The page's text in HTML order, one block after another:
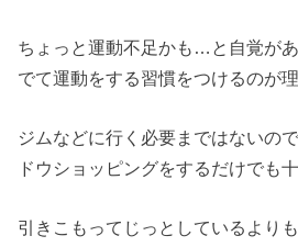
ちょっと運動不足かも…と自覚が
でて運動をする習慣をつけるのが理
ジムなどに行く必要まではないの
ドウショッピングをするだけでも十
引きこもってじっとしているより